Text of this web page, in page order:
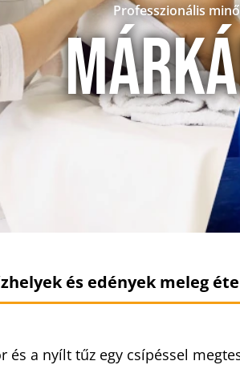
Professzionális
és edények meleg
és a nyílt tűz egy csípéssel